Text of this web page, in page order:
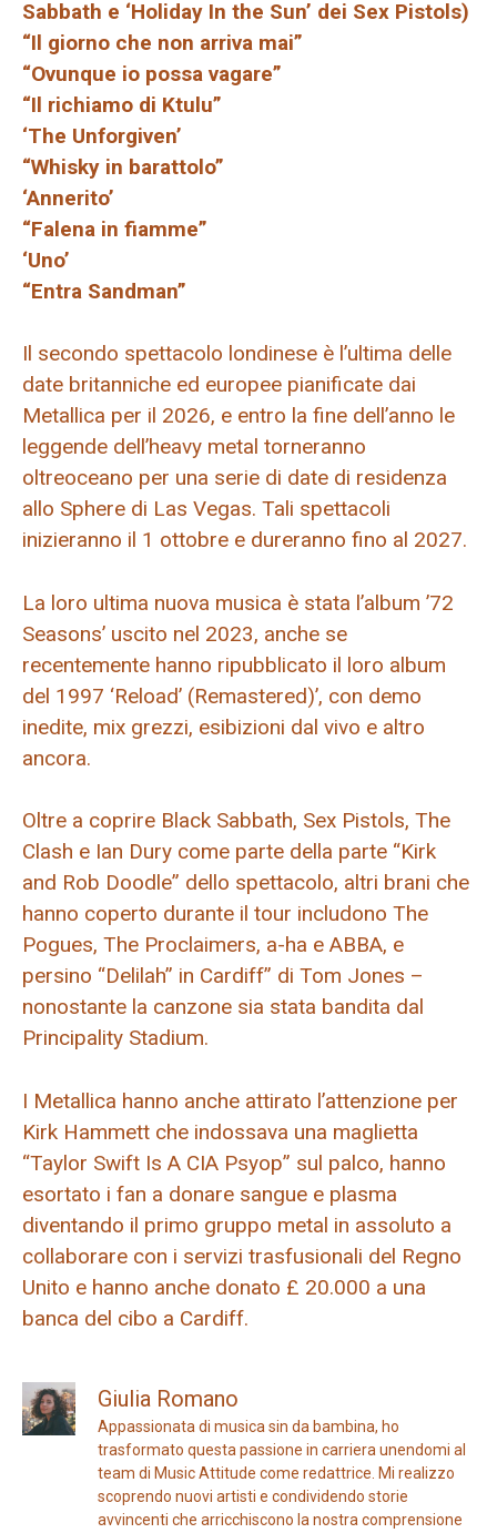
Sabbath e ‘Holiday In the Sun’ dei Sex Pistols)
“Il giorno che non arriva mai”
“Ovunque io possa vagare”
“Il richiamo di Ktulu”
‘The Unforgiven’
“Whisky in barattolo”
‘Annerito’
“Falena in fiamme”
‘Uno’
“Entra Sandman”
Il secondo spettacolo londinese è l’ultima delle
date britanniche ed europee pianificate dai
Metallica per il 2026, e entro la fine dell’anno le
leggende dell’heavy metal torneranno
oltreoceano per una serie di date di residenza
allo Sphere di Las Vegas. Tali spettacoli
inizieranno il 1 ottobre e dureranno fino al 2027.
La loro ultima nuova musica è stata l’album ’72
Seasons’ uscito nel 2023, anche se
recentemente hanno ripubblicato il loro album
del 1997 ‘Reload’ (Remastered)’, con demo
inedite, mix grezzi, esibizioni dal vivo e altro
ancora.
Oltre a coprire Black Sabbath, Sex Pistols, The
Clash e Ian Dury come parte della parte “Kirk
and Rob Doodle” dello spettacolo, altri brani che
hanno coperto durante il tour includono The
Pogues, The Proclaimers, a-ha e ABBA, e
persino “Delilah” in Cardiff” di Tom Jones –
nonostante la canzone sia stata bandita dal
Principality Stadium.
I Metallica hanno anche attirato l’attenzione per
Kirk Hammett che indossava una maglietta
“Taylor Swift Is A CIA Psyop” sul palco, hanno
esortato i fan a donare sangue e plasma
diventando il primo gruppo metal in assoluto a
collaborare con i servizi trasfusionali del Regno
Unito e hanno anche donato £ 20.000 a una
banca del cibo a Cardiff.
Giulia Romano
Appassionata di musica sin da bambina, ho
trasformato questa passione in carriera unendomi al
team di Music Attitude come redattrice. Mi realizzo
scoprendo nuovi artisti e condividendo storie
avvincenti che arricchiscono la nostra comprensione